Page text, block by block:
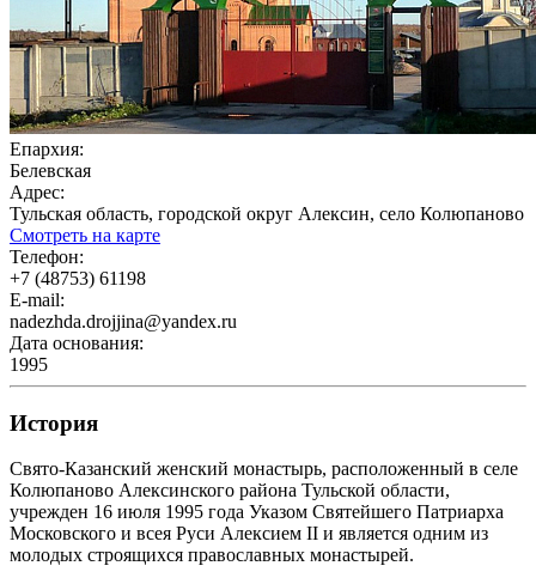
Епархия:
Белевская
Адрес:
Тульская область, городской округ Алексин, село Колюпаново
Смотреть на карте
Телефон:
+7 (48753) 61198
E-mail:
nadezhda.drojjina@yandex.ru
Дата основания:
1995
История
Свято-Казанский женский монастырь, расположенный в селе
Колюпаново Алексинского района Тульской области,
учрежден 16 июля 1995 года Указом Святейшего Патриарха
Московского и всея Руси Алексием II и является одним из
молодых строящихся православных монастырей.